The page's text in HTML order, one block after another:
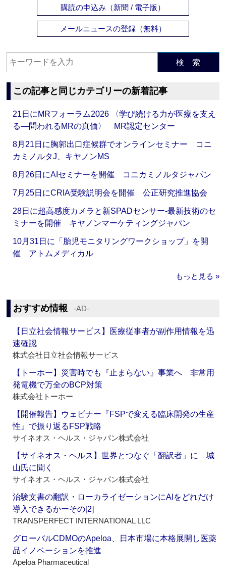
購読の申込み（新聞 / 電子版）
メールニュースの登録（無料）
検 索
この記事と同じカテゴリーの新着記事
21日にMRフォーラム2026 〈学び続ける力が医療を支え
る―問われるMRの真価〉 MR認定センター
8月21日に胸郭出口症候群でオンラインセミナー コニ
カミノルタJ、キヤノンMS
8月26日にAIセミナーを開催 コニカミノルタジャパン
7月25日にCRIA受験説明会を開催 公正研究推進協会
28日に超高感度カメラと新SPADセンサー‐最新技術のセ
ミナーを開催 キヤノンマーケティングジャパン
10月31日に「胎児モニタリングワークショップ」を開
催 アトムメディカル
もっと見る »
おすすめ情報 ‐AD‐
【日立社会情報サービス】医療従事者が副作用情報を迅
速確認
株式会社日立社会情報サービス
【トーホー】災害時でも『止まらない』事業へ 非常用
発電機で万全のBCP対策
株式会社トーホー
【開催報告】ウェビナー『FSPで変える臨床開発の生産
性』で振り返るFSP戦略
サイネオス・ヘルス・ジャパン株式会社
【サイネオス・ヘルス】世界とつなぐ「翻訳者」に 城
山氏に聞く
サイネオス・ヘルス・ジャパン株式会社
治験文書の翻訳・ローカライゼーションにAIをどれだけ
導入できるかーその[2]
TRANSPERFECT INTERNATIONAL LLC
グローバルCDMOのApeloa、日本市場に本格展開し医薬
品イノベーションを推進
Apeloa Pharmaceutical